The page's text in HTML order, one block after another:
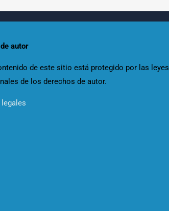
autor
de este sitio está protegido por las leyes
de los derechos de autor.